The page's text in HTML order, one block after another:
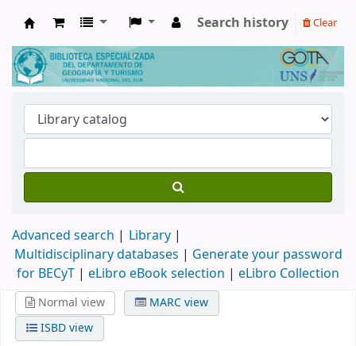
Biblioteca de Geografía y Turismo
Search history Clear
Advanced search
Library
Multidisciplinary databases | Generate your password
for BECyT | eLibro eBook selection | eLibro Collection
Normal view
MARC view
ISBD view